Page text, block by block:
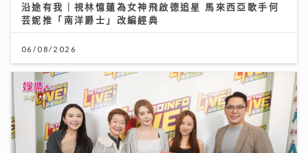
沿途有我｜視林憶蓮為女神飛啟德追星 馬來西亞歌手何
芸妮推「南洋爵士」改編經典
06/08/2026